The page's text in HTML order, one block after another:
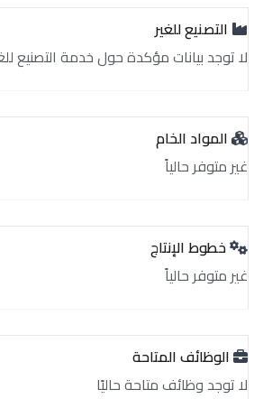
التصنيع للغير
لا توجد بيانات مؤكدة حول خدمة التصنيع
المواد الخام
غير متوفر حالياً
خطوط الإنتاج
غير متوفر حالياً
الوظائف المتاحة
لا توجد وظائف متاحة حاليًا